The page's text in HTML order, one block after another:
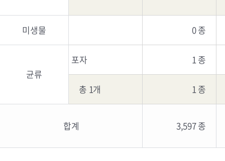
미생물 0 종
균류
포자 1 종
총 1개 1 종
합계 3,597 종